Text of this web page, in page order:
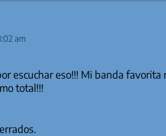
am
escuchar eso!!! Mi banda
total!!!